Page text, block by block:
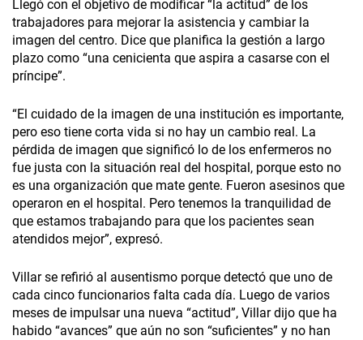
Llegó con el objetivo de modificar “la actitud” de los
trabajadores para mejorar la asistencia y cambiar la
imagen del centro. Dice que planifica la gestión a largo
plazo como “una cenicienta que aspira a casarse con el
príncipe”.
“El cuidado de la imagen de una institución es importante,
pero eso tiene corta vida si no hay un cambio real. La
pérdida de imagen que significó lo de los enfermeros no
fue justa con la situación real del hospital, porque esto no
es una organización que mate gente. Fueron asesinos que
operaron en el hospital. Pero tenemos la tranquilidad de
que estamos trabajando para que los pacientes sean
atendidos mejor”, expresó.
Villar se refirió al ausentismo porque detectó que uno de
cada cinco funcionarios falta cada día. Luego de varios
meses de impulsar una nueva “actitud”, Villar dijo que ha
habido “avances” que aún no son “suficientes” y no han